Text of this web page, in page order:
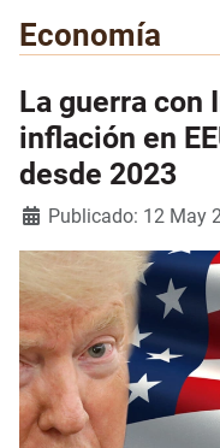
Economía
La guerra con
inflación en
desde 2023
Detalles
Publicado: 12 May